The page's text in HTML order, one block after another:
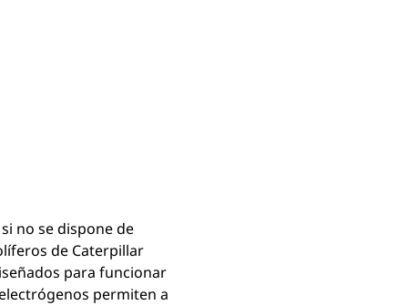
no se dispone de
de Caterpillar
para funcionar
permiten a